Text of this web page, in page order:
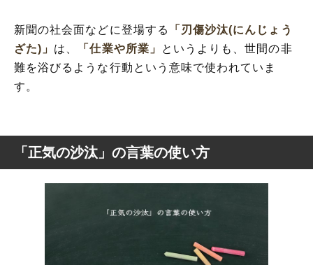
新聞の社会面などに登場する
「刃傷沙汰(にんじょう
ざた)」 は、 「仕業や所業」
というよりも、世間の非
難を浴びるような行動という意味で使われていま
す。
「正気の沙汰」の言葉の使い方